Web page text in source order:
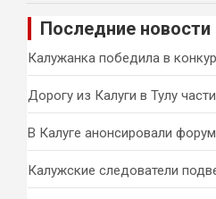
и
Последние новости
Калужанка победила в
Дорогу из Калуги в Тулу
В Калуге анонсировали
Калужские следователи